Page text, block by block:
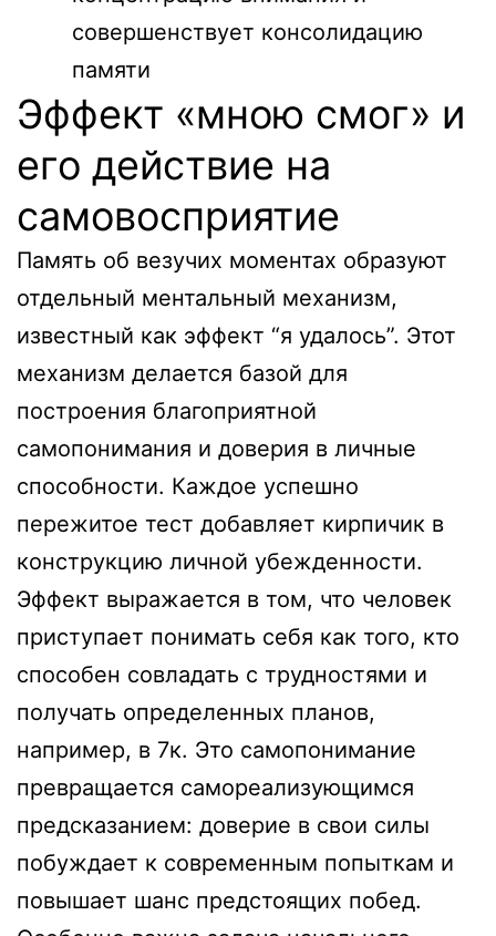
совершенствует консолидацию
памяти
Эффект «мною смог» и
его действие на
самовосприятие
Память об везучих моментах образуют
отдельный ментальный механизм,
известный как эффект “я удалось”. Этот
механизм делается базой для
построения благоприятной
самопонимания и доверия в личные
способности. Каждое успешно
пережитое тест добавляет кирпичик в
конструкцию личной убежденности.
Эффект выражается в том, что человек
приступает понимать себя как того, кто
способен совладать с трудностями и
получать определенных планов,
например, в 7к. Это самопонимание
превращается самореализующимся
предсказанием: доверие в свои силы
побуждает к современным попыткам и
повышает шанс предстоящих побед.